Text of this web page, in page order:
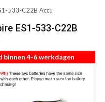
533-C22B Accu
ES1-533-C22B
binnen 4-6 werkdagen